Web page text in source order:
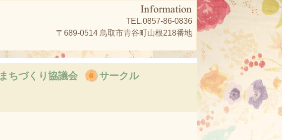
TEL.0857-86-0836
〒689-0514 鳥取市青谷町山根218番地
まちづくり協議会 サークル